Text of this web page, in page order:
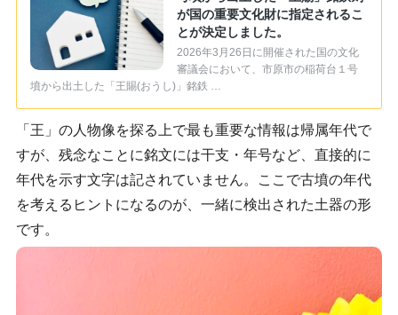
が国の重要文化財に指定されるこ
とが決定しました。
2026年3月26日に開催された国の文化
審議会において、市原市の稲荷台１号
墳から出土した「王賜(おうし)」銘鉄 …
「王」の人物像を探る上で最も重要な情報は帰属年代で
すが、残念なことに銘文には干支・年号など、直接的に
年代を示す文字は記されていません。ここで古墳の年代
を考えるヒントになるのが、一緒に検出された土器の形
です。